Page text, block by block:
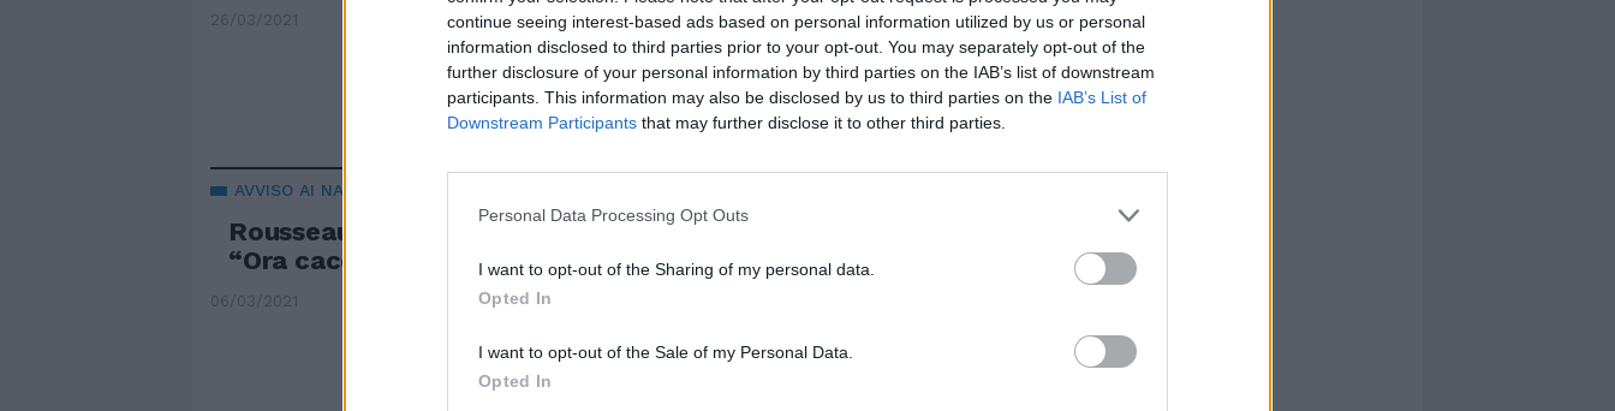
continue seeing interest-based ads based on personal information utilized by us or personal
information disclosed to third parties prior to your opt-out. You may separately opt-out of the
further disclosure of your personal information by third parties on the IAB’s list of downstream
participants. This information may also be disclosed by us to third parties on the IAB’s List of
Downstream Participants that may further disclose it to other third parties.
Personal Data Processing Opt Outs
I want to opt-out of the Sharing of my personal data.
Opted In
I want to opt-out of the Sale of my Personal Data.
Opted In
26/03/2021
AVVISO AI NAVIGANTI
Rousseau ai parlamentari grillini:
“Ora cacciate i soldi che ci dovete”
06/03/2021